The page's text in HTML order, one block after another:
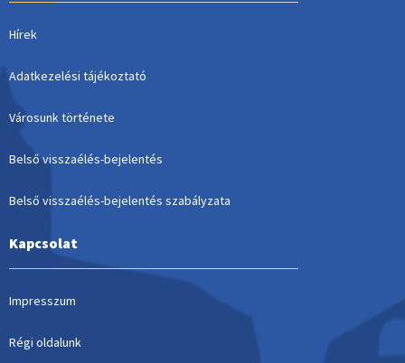
Hírek
Adatkezelési tájékoztató
Városunk története
Belső visszaélés-bejelentés
Belső visszaélés-bejelentés szabályzata
Kapcsolat
Impresszum
Régi oldalunk